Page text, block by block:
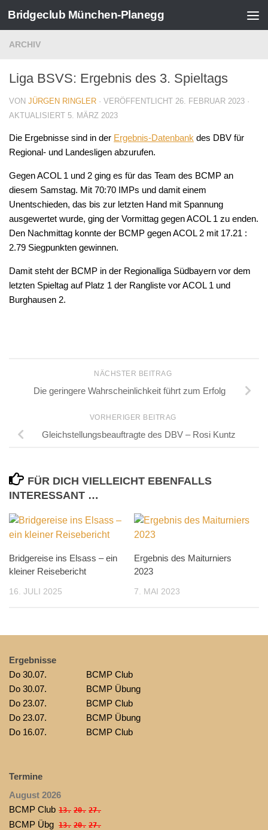
Zum Inhalt springen
Bridgeclub München-Planegg
ARCHIV
Liga BSVS: Ergebnis des 3. Spieltags
VON JÜRGEN RINGLER · VERÖFFENTLICHT 26. FEBRUAR 2023 ·
AKTUALISIERT 5. MÄRZ 2023
Die Ergebnisse sind in der Ergebnis-Datenbank des DBV für
Regional- und Landesligen abzurufen.
Gegen ACOL 1 und 2 ging es für das Team des BCMP an
diesem Samstag. Mit 70:70 IMPs und damit einem
Unentschieden, das bis zur letzten Hand mit Spannung
ausgewertet wurde, ging der Vormittag gegen ACOL 1 zu enden.
Den Nachmittag konnte der BCMP gegen ACOL 2 mit 17.21 :
2.79 Siegpunkten gewinnen.
Damit steht der BCMP in der Regionalliga Südbayern vor dem
letzten Spieltag auf Platz 1 der Rangliste vor ACOL 1 und
Burghausen 2.
NÄCHSTER BEITRAG
Die geringere Wahrscheinlichkeit führt zum Erfolg
VORHERIGER BEITRAG
Gleichstellungsbeauftragte des DBV – Rosi Kuntz
FÜR DICH VIELLEICHT EBENFALLS
INTERESSANT …
Bridgereise ins Elsass – ein
kleiner Reisebericht
16. JULI 2025
Ergebnis des Maiturniers
2023
7. MAI 2023
Ergebnisse
Do 30.07.
BCMP Club
Do 30.07.
BCMP Übung
Do 23.07.
BCMP Club
Do 23.07.
BCMP Übung
Do 16.07.
BCMP Club
Termine
August 2026
BCMP Club 13. 20. 27.
BCMP Übg 13. 20. 27.